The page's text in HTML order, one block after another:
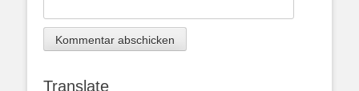
Translate